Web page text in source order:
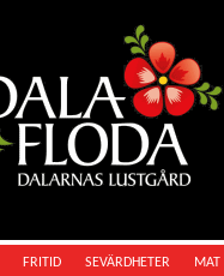
FRITID SEVÄRDHETER